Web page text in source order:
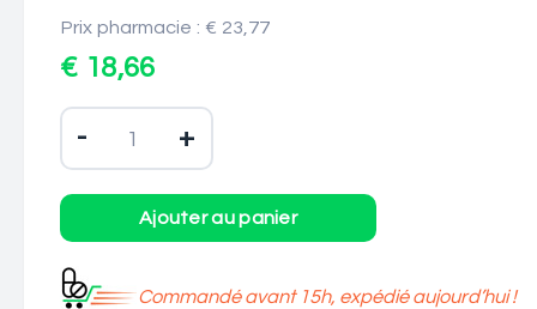
Prix pharmacie : € 23,77
€ 18,66
- +
Commandé avant 15h, expédié aujourd’hui !